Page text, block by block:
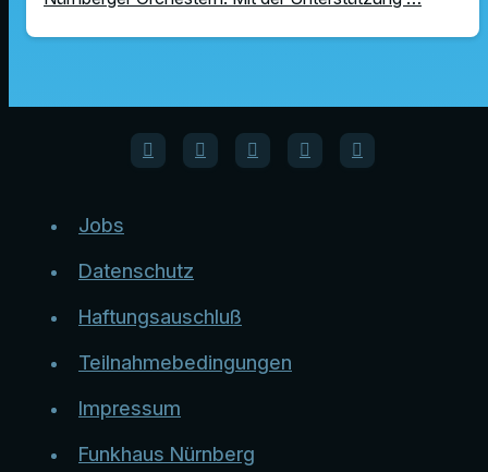
Jobs
Datenschutz
Haftungsauschluß
Teilnahmebedingungen
Impressum
Funkhaus Nürnberg